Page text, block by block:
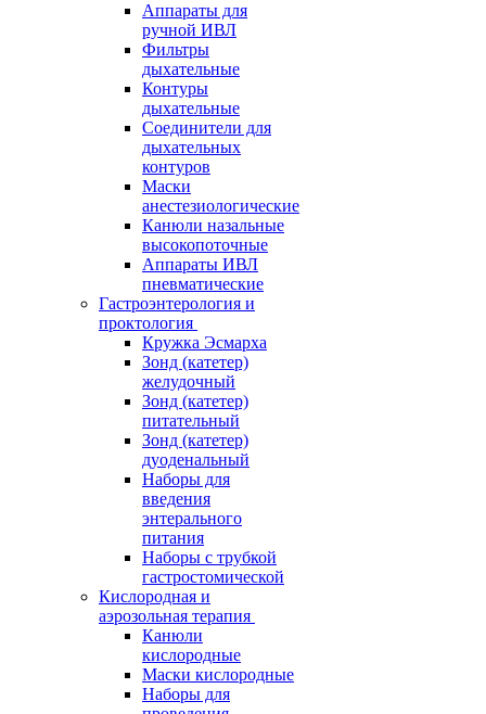
Аппараты для
ручной ИВЛ
Фильтры
дыхательные
Контуры
дыхательные
Соединители для
дыхательных
контуров
Маски
анестезиологические
Канюли назальные
высокопоточные
Аппараты ИВЛ
пневматические
Гастроэнтерология и
проктология
Кружка Эсмарха
Зонд (катетер)
желудочный
Зонд (катетер)
питательный
Зонд (катетер)
дуоденальный
Наборы для
введения
энтерального
питания
Наборы с трубкой
гастростомической
Кислородная и
аэрозольная терапия
Канюли
кислородные
Маски кислородные
Наборы для